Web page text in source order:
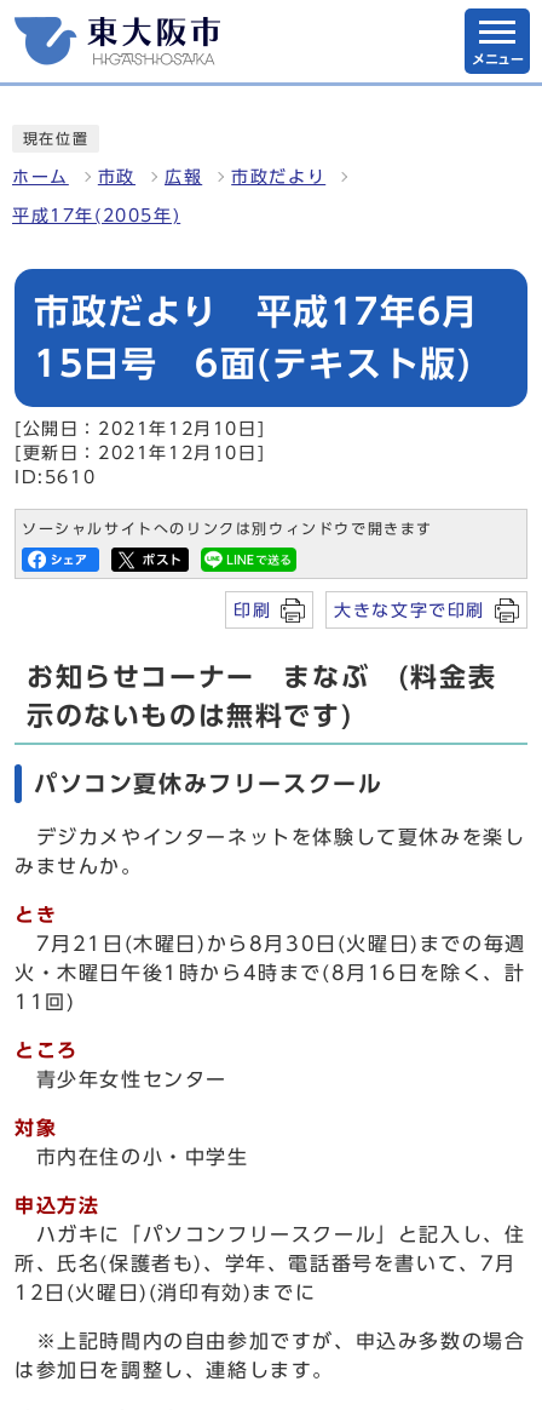
メニュー
現在位置
ホーム 市政 広報 市政だより
平成17年(2005年)
市政だより 平成17年6月
15日号 6面(テキスト版)
[公開日：2021年12月10日]
[更新日：2021年12月10日]
ID:5610
ソーシャルサイトへのリンクは別ウィンドウで開きます
印刷 大きな文字で印刷
お知らせコーナー まなぶ (料金表
示のないものは無料です)
パソコン夏休みフリースクール
デジカメやインターネットを体験して夏休みを楽し
みませんか。
とき
7月21日(木曜日)から8月30日(火曜日)までの毎週
火・木曜日午後1時から4時まで(8月16日を除く、計
11回)
ところ
青少年女性センター
対象
市内在住の小・中学生
申込方法
ハガキに「パソコンフリースクール」と記入し、住
所、氏名(保護者も)、学年、電話番号を書いて、7月
12日(火曜日)(消印有効)までに
※上記時間内の自由参加ですが、申込み多数の場合
は参加日を調整し、連絡します。